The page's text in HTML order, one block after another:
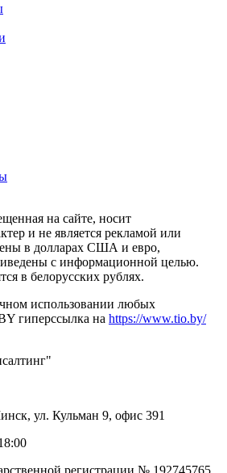
на сайте, носит
и не является рекламой или
в долларах США и евро,
с информационной целью.
в белорусских рублях.
использовании любых
гиперссылка на https://www.tio.by/
ул. Кульман 9, офис 391
регистрации № 192745765